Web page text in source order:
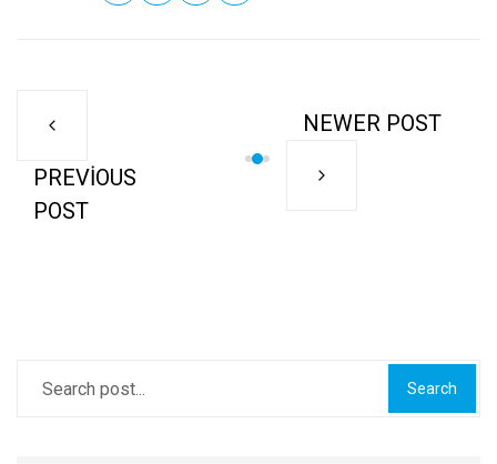
PREVIOUS
POST
NEWER POST
Search